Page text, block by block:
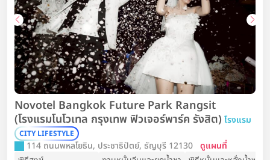
Novotel Bangkok Future Park Rangsit
(โรงแรมโนโวเทล กรุงเทพ ฟิวเจอร์พาร์ค รังสิต) โรงแรม
CITY LIFESTYLE
114 ถนนพหลโยธิน, ประชาธิปัตย์, ธัญบุรี 12130 ดูแผนที่